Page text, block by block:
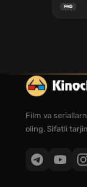
FHD
Film va
oling. Sifatli